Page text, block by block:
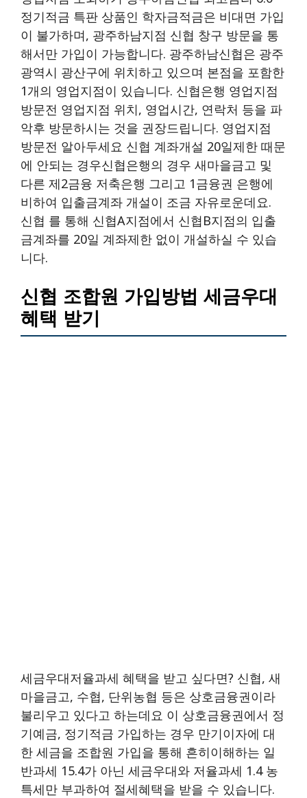
정기적금 특판 상품인 학자금적금은 비대면 가입
이 불가하며, 광주하남지점 신협 창구 방문을 통
해서만 가입이 가능합니다. 광주하남신협은 광주
광역시 광산구에 위치하고 있으며 본점을 포함한
1개의 영업지점이 있습니다. 신협은행 영업지점
방문전 영업지점 위치, 영업시간, 연락처 등을 파
악후 방문하시는 것을 권장드립니다. 영업지점
방문전 알아두세요 신협 계좌개설 20일제한 때문
에 안되는 경우신협은행의 경우 새마을금고 및
다른 제2금융 저축은행 그리고 1금융권 은행에
비하여 입출금계좌 개설이 조금 자유로운데요.
신협 를 통해 신협A지점에서 신협B지점의 입출
금계좌를 20일 계좌제한 없이 개설하실 수 있습
니다.
신협 조합원 가입방법 세금우대
혜택 받기
세금우대저율과세 혜택을 받고 싶다면? 신협, 새
마을금고, 수협, 단위농협 등은 상호금융권이라
불리우고 있다고 하는데요 이 상호금융권에서 정
기예금, 정기적금 가입하는 경우 만기이자에 대
한 세금을 조합원 가입을 통해 흔히이해하는 일
반과세 15.4가 아닌 세금우대와 저율과세 1.4 농
특세만 부과하여 절세혜택을 받을 수 있습니다.